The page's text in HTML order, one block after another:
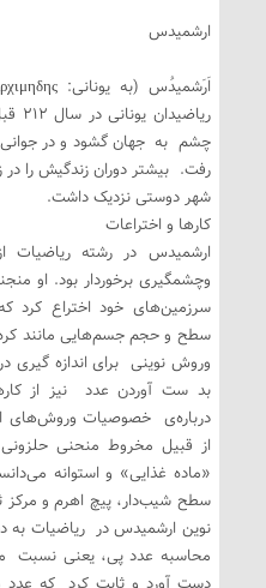
ارشمیدس
چشم به جهان گشود و در
رفت. بیشتر دوران زندگیش را در
شهر دوستی نزدیک داشت.
کارها و اختراعات
ارشمیدس در رشته ریاضیات
وچشمگیری برخوردار بود. او
سرزمین‌های خود اختراع کرد
سطح و حجم جسم‌هایی مانند
وروش نوینی برای اندازه ‌گیری
بد ست آوردن عدد نیز از
درباره‌ی خصوصیات وروش‌های
از قبیل مخروط منحنی
«ماده غذایی» و استوانه
سطح شیب‌دار، پیچ اهرم و
نوین ارشمیدس در ریاضیات
محاسبه عدد پی، یعنی نسبت